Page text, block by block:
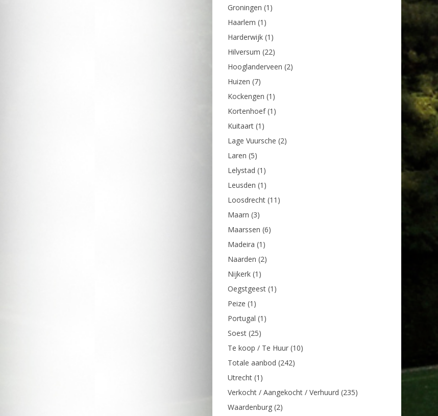
Groningen (1)
Haarlem (1)
Harderwijk (1)
Hilversum (22)
Hooglanderveen (2)
Huizen (7)
Kockengen (1)
Kortenhoef(1)
Kuitaart (1)
Lage Vuursche (2)
Laren (5)
Lelystad (1)
Leusden (1)
Loosdrecht (11)
Maarn (3)
Maarssen (6)
Madeira (1)
Naarden (2)
Nijkerk (1)
Oegstgeest (1)
Peize (1)
Portugal (1)
Soest (25)
Te koop / Te Huur (10)
Totale aanbod (242)
Utrecht (1)
Verkocht / Aangekocht / Verhuurd (235)
Waardenburg (2)